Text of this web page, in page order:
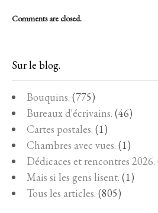
Comments are closed.
Sur le blog.
Bouquins. (775)
Bureaux d'écrivains. (46)
Cartes postales. (1)
Chambres avec vues. (1)
Dédicaces et rencontres 2026.
Mais si les gens lisent. (1)
Tous les articles. (805)